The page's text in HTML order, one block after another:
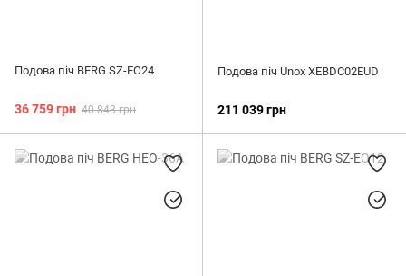
Подова піч BERG SZ-EO24
36 759 грн 40 843 грн
Подова піч Unox XEBDC02EUD
211 039 грн